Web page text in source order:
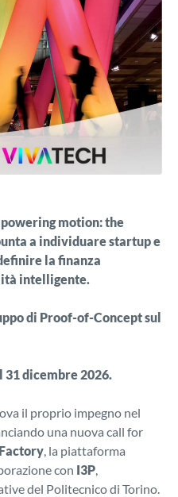
motion: the
a individuare startup e
la finanza
intelligente.
di Proof-of-Concept sul
dicembre 2026.
il proprio impegno nel
una nuova call for
, la piattaforma
con I3P,
del Politecnico di Torino.